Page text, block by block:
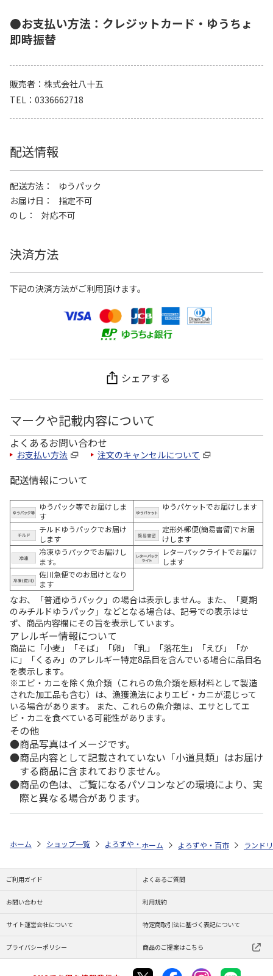
●お支払い方法：クレジットカード・ゆうちょ
即時振替
販売者
株式会社八十五
TEL
0336662718
配送情報
配送方法
ゆうパック
お届け日
指定不可
のし
対応不可
決済方法
下記の決済方法がご利用頂けます。
シェアする
マークや記載内容について
よくあるお問い合わせ
お支払い方法 注文のキャンセルについて
配送情報について
ゆうパック等でお届けしま
す
ゆうパケットでお届けします
チルドゆうパックでお届け
します
定形外郵便(簡易書留)でお届
けします
冷凍ゆうパックでお届けし
ます。
レターパックライトでお届け
します
佐川急便でのお届けとなり
ます
なお、「普通ゆうパック」の場合は表示しません。また、「夏期
のみチルドゆうパック」などとなる場合は、記号での表示はせ
ず、商品内容欄にその旨を表示しています。
アレルギー情報について
商品に「小麦」「そば」「卵」「乳」「落花生」「えび」「か
に」「くるみ」のアレルギー特定8品目を含んでいる場合に品目名
を表示します。
※エビ・カニを除く魚介類（これらの魚介類を原材料として製造
された加工品も含む）は、漁獲漁法によりエビ・カニが混じって
いる場合があります。 また、これらの魚介類は、エサとしてエ
ビ・カニを食べている可能性があります。
その他
商品写真はイメージです。
商品内容として記載されていない「小道具類」はお届け
する商品に含まれておりません。
商品の色は、ご覧になるパソコンなどの環境により、実
際と異なる場合があります。
ホーム ショップ一覧 よろずや・百市 OXI WASH（オキシウォッシ
ホーム よろずや・百市 ランド
ご利用ガイド よくあるご質問
お問い合わせ 利用規約
サイト運営会社について 特定商取引法に基づく表記について
プライバシーポリシー 商品のご提案はこちら